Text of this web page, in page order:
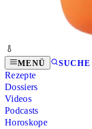
MENÜ SUCHE
Rezepte
Dossiers
Videos
Podcasts
Horoskope